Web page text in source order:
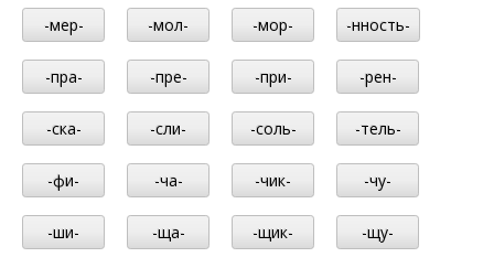
-мер- -мол- -мор- -нность-
-пра- -пре- -при- -рен-
-ска- -сли- -соль- -тель-
-фи- -ча- -чик- -чу-
-ши- -ща- -щик- -щу-